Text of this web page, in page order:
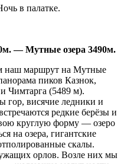
в палатке.
— Мутные озера 3490м.
наш маршрут на Мутные
пиков Казнок,
Чимтарга (5489 м).
гор, висячие ледники и
редкие берёзы и
круглую форму — озеро
на озера, гигантские
скалы.
орлов. Возле них мы